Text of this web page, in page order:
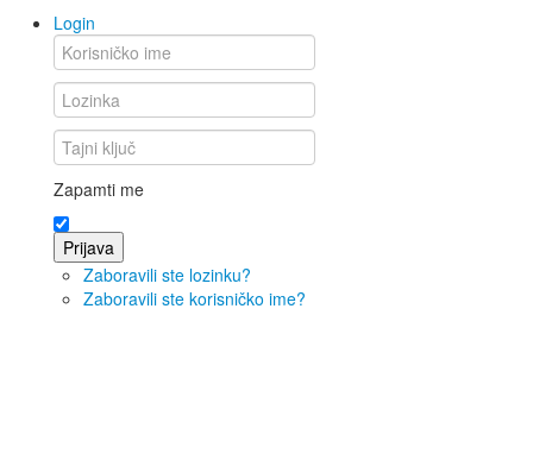
Login
Zapamti me
Prijava
Zaboravili ste lozinku?
Zaboravili ste korisničko ime?